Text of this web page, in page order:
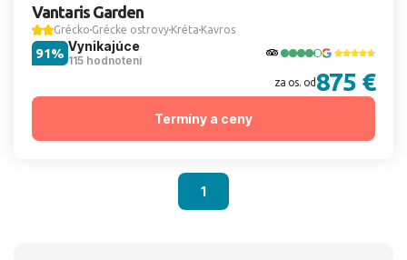
Vantaris Garden
Grécko Grécke ostrovy Kréta Kavros
Vynikajúce
115 hodnotení
91%
za os. od 875 €
Termíny a ceny
1